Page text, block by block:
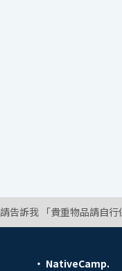
請告訴我 「貴重物品請自行
NativeCamp.